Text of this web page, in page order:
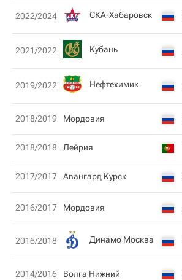
2022/2024 СКА-Хабаровск
2021/2022 Кубань
2019/2022 Нефтехимик
2018/2019 Мордовия
2018/2018 Лейрия
2017/2017 Авангард Курск
2016/2017 Мордовия
2016/2018 Динамо Москва
2014/2016 Волга Нижний